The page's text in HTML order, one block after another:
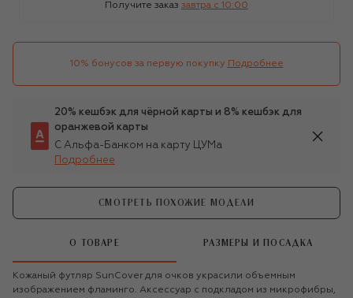
Получите заказ завтра c 10:00
10% бонусов за первую покупку Подробнее
20% кешбэк для чёрной карты и 8% кешбэк для
оранжевой карты
С Альфа-Банком на карту ЦУМа
Подробнее
СМОТРЕТЬ ПОХОЖИЕ МОДЕЛИ
О ТОВАРЕ РАЗМЕРЫ И ПОСАДКА
Кожаный футляр SunCover для очков украсили объемным
изображением фламинго. Аксессуар с подкладом из микрофибры,